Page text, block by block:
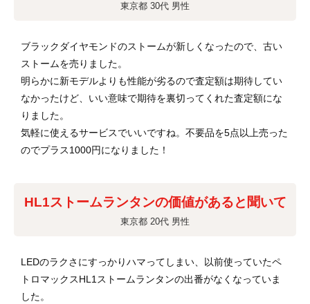
東京都 30代 男性
ブラックダイヤモンドのストームが新しくなったので、古い
ストームを売りました。
明らかに新モデルよりも性能が劣るので査定額は期待してい
なかったけど、いい意味で期待を裏切ってくれた査定額にな
りました。
気軽に使えるサービスでいいですね。不要品を5点以上売った
のでプラス1000円になりました！
HL1ストームランタンの価値があると聞いて
東京都 20代 男性
LEDのラクさにすっかりハマってしまい、以前使っていたペ
トロマックスHL1ストームランタンの出番がなくなっていま
した。